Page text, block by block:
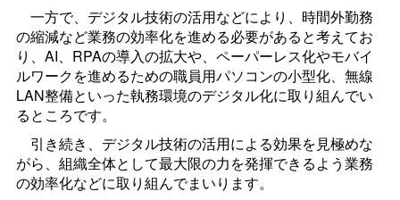
一方で、デジタル技術の活用などにより、時間外勤務
の縮減など業務の効率化を進める必要があると考えてお
り、AI、RPAの導入の拡大や、ペーパーレス化やモバイ
ルワークを進めるための職員用パソコンの小型化、無線
LAN整備といった執務環境のデジタル化に取り組んでい
るところです。
引き続き、デジタル技術の活用による効果を見極めな
がら、組織全体として最大限の力を発揮できるよう業務
の効率化などに取り組んでまいります。